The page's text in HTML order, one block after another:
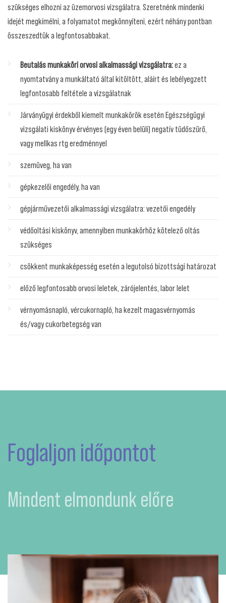
szükséges elhozni az üzemorvosi vizsgálatra. Szeretnénk mindenki
idejét megkímélni, a folyamatot megkönnyíteni, ezért néhány pontban
összeszedtük a legfontosabbakat.
Beutalás munkaköri orvosi alkalmassági vizsgálatra:ez a
nyomtatvány a munkáltató által kitöltött, aláírt és lebélyegzett
legfontosabb feltétele a vizsgálatnak
Járványügyi érdekből kiemelt munkakörök esetén Egészségügyi
vizsgálati kiskönyv érvényes (egy éven belüli) negatív tüdőszűrő,
vagy mellkas rtg eredménnyel
szemüveg, ha van
gépkezelői engedély, ha van
gépjárművezetői alkalmassági vizsgálatra: vezetői engedély
védőoltási kiskönyv, amennyiben munkakörhöz kötelező oltás
szükséges
csökkent munkaképesség esetén a legutolsó bizottsági határozat
előző legfontosabb orvosi leletek, zárójelentés, labor lelet
vérnyomásnapló, vércukornapló, ha kezelt magasvérnyomás
és/vagy cukorbetegség van
Foglaljon időpontot
Mindent elmondunk előre